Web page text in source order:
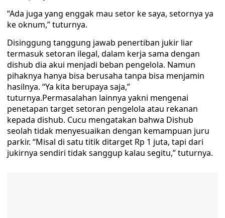
“Ada juga yang enggak mau setor ke saya, setornya ya
ke oknum,” tuturnya.
Disinggung tanggung jawab penertiban jukir liar
termasuk setoran ilegal, dalam kerja sama dengan
dishub dia akui menjadi beban pengelola. Namun
pihaknya hanya bisa berusaha tanpa bisa menjamin
hasilnya. “Ya kita berupaya saja,”
tuturnya.Permasalahan lainnya yakni mengenai
penetapan target setoran pengelola atau rekanan
kepada dishub. Cucu mengatakan bahwa Dishub
seolah tidak menyesuaikan dengan kemampuan juru
parkir. “Misal di satu titik ditarget Rp 1 juta, tapi dari
jukirnya sendiri tidak sanggup kalau segitu,” tuturnya.